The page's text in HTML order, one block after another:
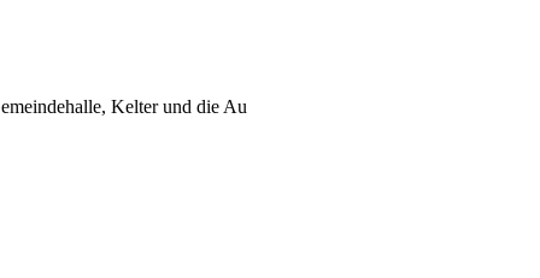
Kelter und die Au